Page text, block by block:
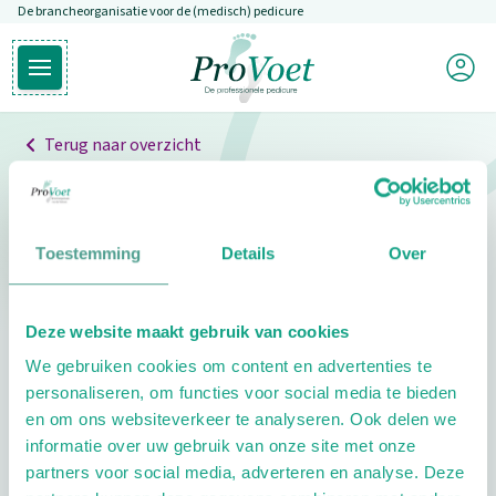
Toestemming Details Over
Deze website maakt gebruik van cookies
We gebruiken cookies om content en advertenties te
personaliseren, om functies voor social media te bieden
en om ons websiteverkeer te analyseren. Ook delen we
informatie over uw gebruik van onze site met onze
partners voor social media, adverteren en analyse. Deze
Overslaan en naar de inhoud gaan
De brancheorganisatie voor de (medisch) pedicure
Open hoofdmenu
Ga naar de homepagina
Mijn
Terug naar overzicht
Professionals
Pedicure niet gevonden
pedicure.